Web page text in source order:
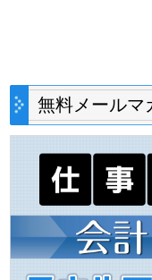
無料メールマ